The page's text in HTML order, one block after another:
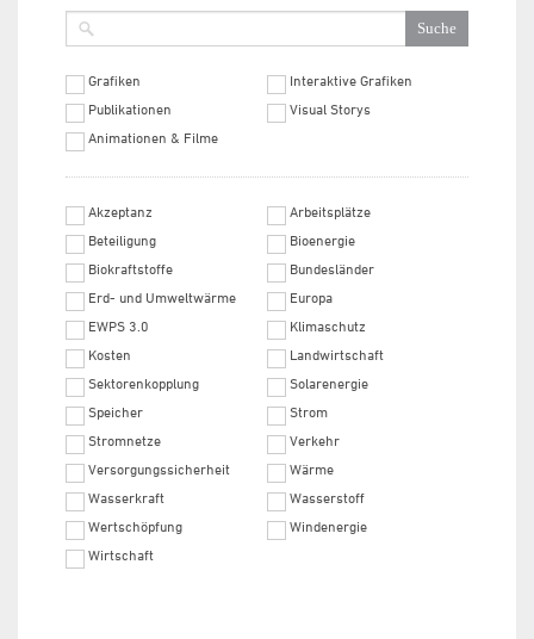
Grafiken
Interaktive Grafiken
Publikationen
Visual Storys
Animationen & Filme
Akzeptanz
Arbeitsplätze
Beteiligung
Bioenergie
Biokraftstoffe
Bundesländer
Erd- und Umweltwärme
Europa
EWPS 3.0
Klimaschutz
Kosten
Landwirtschaft
Sektorenkopplung
Solarenergie
Speicher
Strom
Stromnetze
Verkehr
Versorgungssicherheit
Wärme
Wasserkraft
Wasserstoff
Wertschöpfung
Windenergie
Wirtschaft